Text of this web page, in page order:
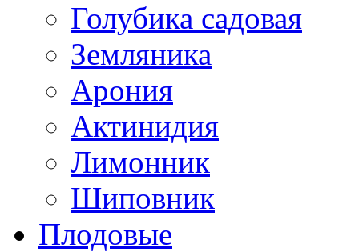
Голубика садовая
Земляника
Арония
Актинидия
Лимонник
Шиповник
Плодовые